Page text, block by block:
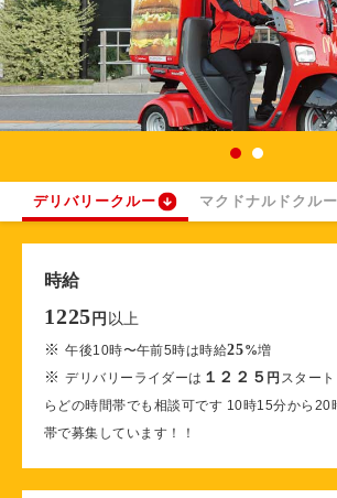
デリバリークルー マクドナルドクルー
時給
1225 円 以上
※午後10時〜午前5時は時給25%増
※デリバリーライダーは １２２５ 円 スター
らどの時間帯でも相談可です 10時15分から20
帯で募集しています！！